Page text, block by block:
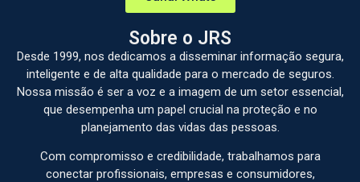
Sobre o JRS
Desde 1999, nos dedicamos a disseminar informação segura,
inteligente e de alta qualidade para o mercado de seguros.
Nossa missão é ser a voz e a imagem de um setor essencial,
que desempenha um papel crucial na proteção e no
planejamento das vidas das pessoas.
Com compromisso e credibilidade, trabalhamos para
conectar profissionais, empresas e consumidores,